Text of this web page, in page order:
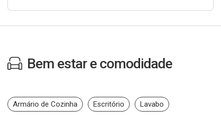
Bem estar e comodidade
Armário de Cozinha Escritório Lavabo